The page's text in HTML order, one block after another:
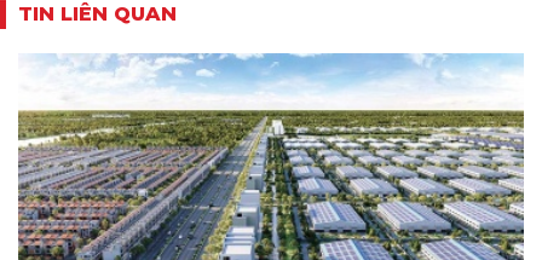
TIN LIÊN QUAN